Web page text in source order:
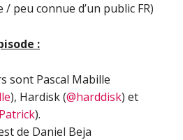
peu connue d’un public FR)
:
sont Pascal Mabille
), Hardisk (@harddisk) et
).
de Daniel Beja